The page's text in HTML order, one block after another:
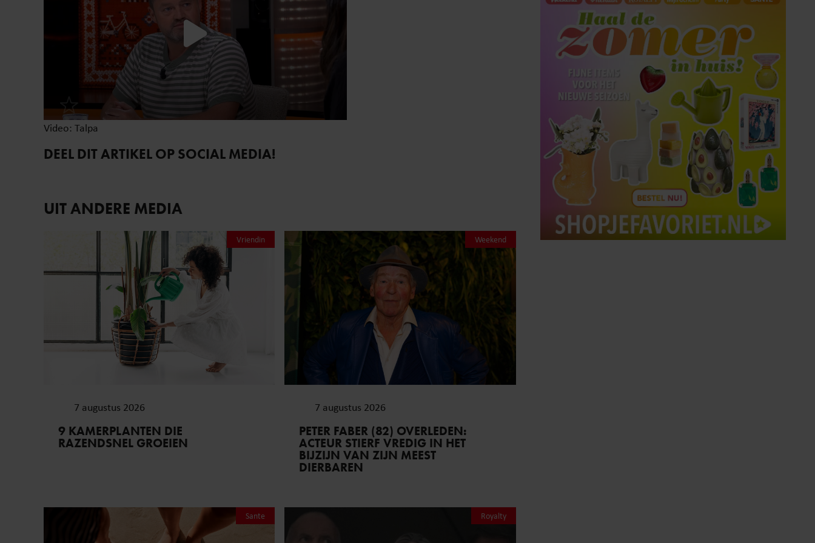
Video: Talpa
DEEL DIT ARTIKEL OP SOCIAL MEDIA!
UIT ANDERE MEDIA
Vriendin
7 augustus 2026
9 KAMERPLANTEN DIE
RAZENDSNEL GROEIEN
Weekend
7 augustus 2026
PETER FABER (82) OVERLEDEN:
ACTEUR STIERF VREDIG IN HET
BIJZIJN VAN ZIJN MEEST
DIERBAREN
Sante Royalty